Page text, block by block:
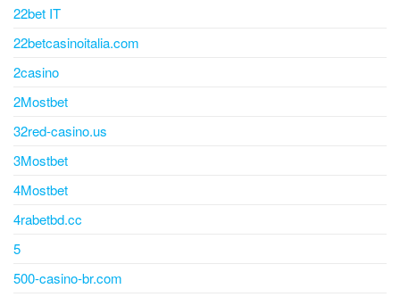
22bet IT
22betcasinoitalia.com
2casino
2Mostbet
32red-casino.us
3Mostbet
4Mostbet
4rabetbd.cc
5
500-casino-br.com